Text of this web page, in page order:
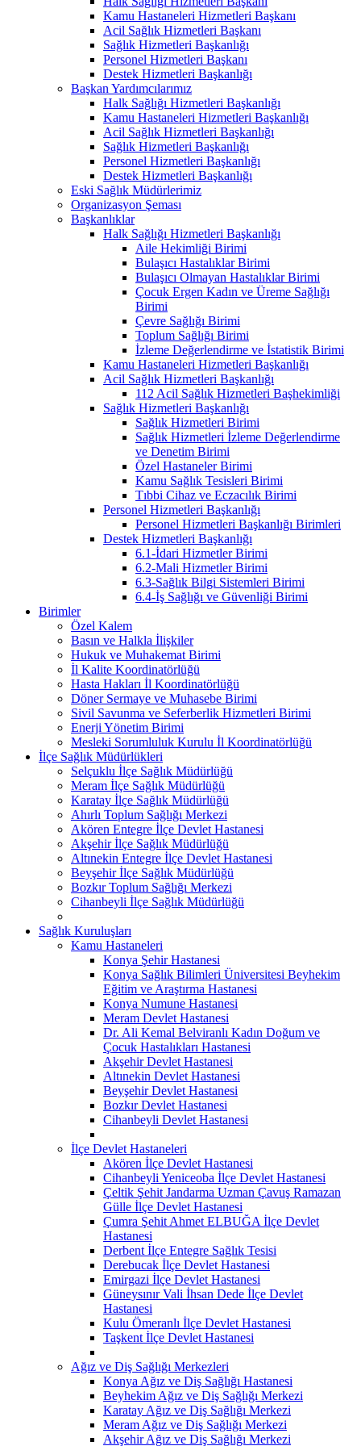
Kamu Hastaneleri Hizmetleri Başkanı
Acil Sağlık Hizmetleri Başkanı
Sağlık Hizmetleri Başkanlığı
Personel Hizmetleri Başkanı
Destek Hizmetleri Başkanlığı
Başkan Yardımcılarımız
Halk Sağlığı Hizmetleri Başkanlığı
Kamu Hastaneleri Hizmetleri Başkanlığı
Acil Sağlık Hizmetleri Başkanlığı
Sağlık Hizmetleri Başkanlığı
Personel Hizmetleri Başkanlığı
Destek Hizmetleri Başkanlığı
Eski Sağlık Müdürlerimiz
Organizasyon Şeması
Başkanlıklar
Halk Sağlığı Hizmetleri Başkanlığı
Aile Hekimliği Birimi
Bulaşıcı Hastalıklar Birimi
Bulaşıcı Olmayan Hastalıklar Birimi
Çocuk Ergen Kadın ve Üreme Sağlığı
Birimi
Çevre Sağlığı Birimi
Toplum Sağlığı Birimi
İzleme Değerlendirme ve İstatistik Birimi
Kamu Hastaneleri Hizmetleri Başkanlığı
Acil Sağlık Hizmetleri Başkanlığı
112 Acil Sağlık Hizmetleri Başhekimliği
Sağlık Hizmetleri Başkanlığı
Sağlık Hizmetleri Birimi
Sağlık Hizmetleri İzleme Değerlendirme
ve Denetim Birimi
Özel Hastaneler Birimi
Kamu Sağlık Tesisleri Birimi
Tıbbi Cihaz ve Eczacılık Birimi
Personel Hizmetleri Başkanlığı
Personel Hizmetleri Başkanlığı Birimleri
Destek Hizmetleri Başkanlığı
6.1-İdari Hizmetler Birimi
6.2-Mali Hizmetler Birimi
6.3-Sağlık Bilgi Sistemleri Birimi
6.4-İş Sağlığı ve Güvenliği Birimi
Birimler
Özel Kalem
Basın ve Halkla İlişkiler
Hukuk ve Muhakemat Birimi
İl Kalite Koordinatörlüğü
Hasta Hakları İl Koordinatörlüğü
Döner Sermaye ve Muhasebe Birimi
Sivil Savunma ve Seferberlik Hizmetleri Birimi
Enerji Yönetim Birimi
Mesleki Sorumluluk Kurulu İl Koordinatörlüğü
İlçe Sağlık Müdürlükleri
Selçuklu İlçe Sağlık Müdürlüğü
Meram İlçe Sağlık Müdürlüğü
Karatay İlçe Sağlık Müdürlüğü
Ahırlı Toplum Sağlığı Merkezi
Akören Entegre İlçe Devlet Hastanesi
Akşehir İlçe Sağlık Müdürlüğü
Altınekin Entegre İlçe Devlet Hastanesi
Beyşehir İlçe Sağlık Müdürlüğü
Bozkır Toplum Sağlığı Merkezi
Cihanbeyli İlçe Sağlık Müdürlüğü
Sağlık Kuruluşları
Kamu Hastaneleri
Konya Şehir Hastanesi
Konya Sağlık Bilimleri Üniversitesi Beyhekim
Eğitim ve Araştırma Hastanesi
Konya Numune Hastanesi
Meram Devlet Hastanesi
Dr. Ali Kemal Belviranlı Kadın Doğum ve
Çocuk Hastalıkları Hastanesi
Akşehir Devlet Hastanesi
Altınekin Devlet Hastanesi
Beyşehir Devlet Hastanesi
Bozkır Devlet Hastanesi
Cihanbeyli Devlet Hastanesi
İlçe Devlet Hastaneleri
Akören İlçe Devlet Hastanesi
Cihanbeyli Yeniceoba İlçe Devlet Hastanesi
Çeltik Şehit Jandarma Uzman Çavuş Ramazan
Gülle İlçe Devlet Hastanesi
Çumra Şehit Ahmet ELBUĞA İlçe Devlet
Hastanesi
Derbent İlçe Entegre Sağlık Tesisi
Derebucak İlçe Devlet Hastanesi
Emirgazi İlçe Devlet Hastanesi
Güneysınır Vali İhsan Dede İlçe Devlet
Hastanesi
Kulu Ömeranlı İlçe Devlet Hastanesi
Taşkent İlçe Devlet Hastanesi
Ağız ve Diş Sağlığı Merkezleri
Konya Ağız ve Diş Sağlığı Hastanesi
Beyhekim Ağız ve Diş Sağlığı Merkezi
Karatay Ağız ve Diş Sağlığı Merkezi
Meram Ağız ve Diş Sağlığı Merkezi
Akşehir Ağız ve Diş Sağlığı Merkezi